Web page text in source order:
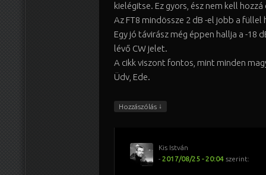
kielégitse. Ez gyors, ész nem kell
Az FT8 mindössze 2 dB -el jobb a
Egy jó távirász még éppen hallja a -18
lévő CW jelet.
A cikk viszont fontos, mint minden
Üdv, Ede.
Hozzászólás ↓
Kis István
- 2017/08/25 - 20:04 szerint: